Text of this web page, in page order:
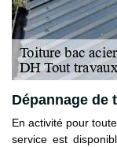
Dépannage de
En activité pour
service est